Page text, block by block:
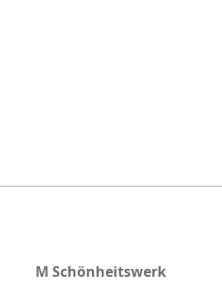
M Schönheitswerk